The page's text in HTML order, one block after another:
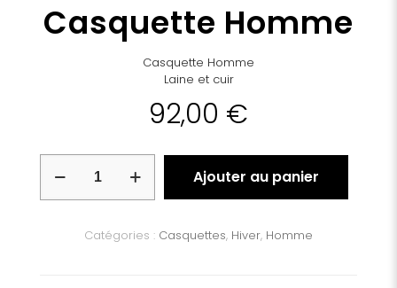
Casquette Homme
Casquette Homme
Laine et cuir
92,00 €
Casquette
Ajouter au panier
Catégories : Casquettes, Hiver, Homme